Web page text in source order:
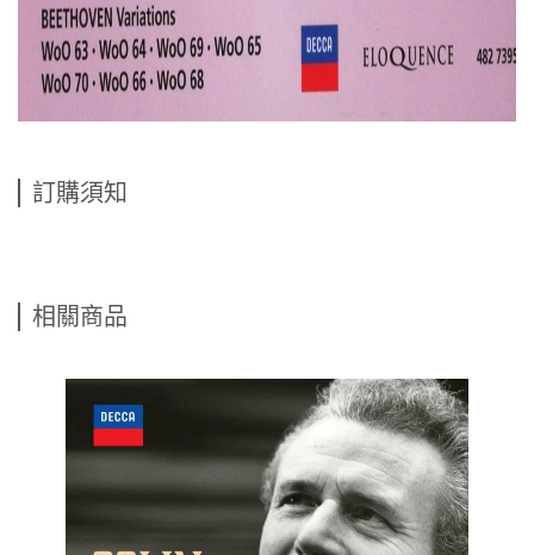
訂購須知
相關商品